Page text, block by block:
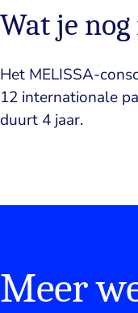
Wat je
Het MELISSA-
12 internationale
duurt 4 jaar.
Meer